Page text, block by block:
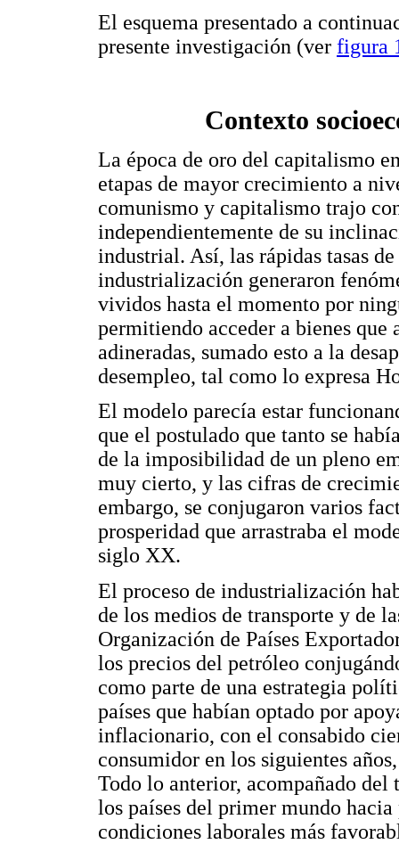
El esquema presentado a
presente investigación (ver figura
Contexto
La época de oro del capitalismo
etapas de mayor crecimiento a
comunismo y capitalismo trajo
independientemente de su
industrial. Así, las rápidas tasas
industrialización generaron
vividos hasta el momento por
permitiendo acceder a bienes que
adineradas, sumado esto a la
desempleo, tal como lo expresa
El modelo parecía estar
que el postulado que tanto se
de la imposibilidad de un pleno
muy cierto, y las cifras de
embargo, se conjugaron varios
prosperidad que arrastraba el
siglo XX.
El proceso de industrialización
de los medios de transporte y de
Organización de Países
los precios del petróleo
como parte de una estrategia
países que habían optado por
inflacionario, con el consabido
consumidor en los siguientes
Todo lo anterior, acompañado del
los países del primer mundo
condiciones laborales más